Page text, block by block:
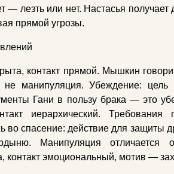
— лезть или нет. Настасья получает
прямой угрозы.
контакт прямой. Мышкин
манипуляция. Убеждение: цель
Гани в пользу брака — это
иерархический. Требования
спасение: действие для защиты
Манипуляция отличается
контакт эмоциональный, мотив —